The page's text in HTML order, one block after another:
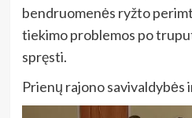
bendruomenės ryžto
tiekimo problemos po
spręsti.
Prienų rajono savivaldybės